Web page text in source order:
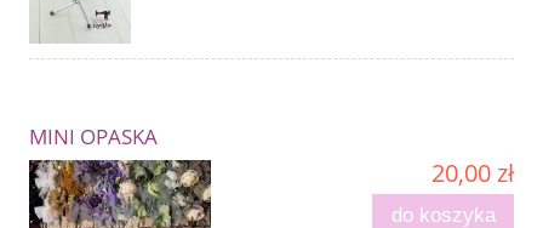
MINI OPASKA
20,00 zł
do koszyka